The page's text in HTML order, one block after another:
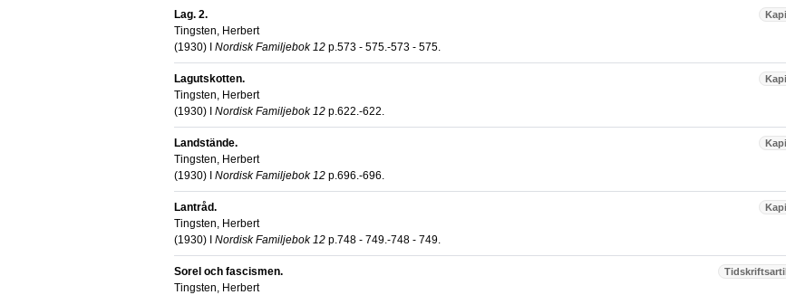
Lag. 2.
Tingsten, Herbert
(1930) I Nordisk Familjebok 12 p.573 - 575.-573 - 575.
Lagutskotten.
Tingsten, Herbert
(1930) I Nordisk Familjebok 12 p.622.-622.
Landstände.
Tingsten, Herbert
(1930) I Nordisk Familjebok 12 p.696.-696.
Lantråd.
Tingsten, Herbert
(1930) I Nordisk Familjebok 12 p.748 - 749.-748 - 749.
Sorel och fascismen.
Tingsten, Herbert